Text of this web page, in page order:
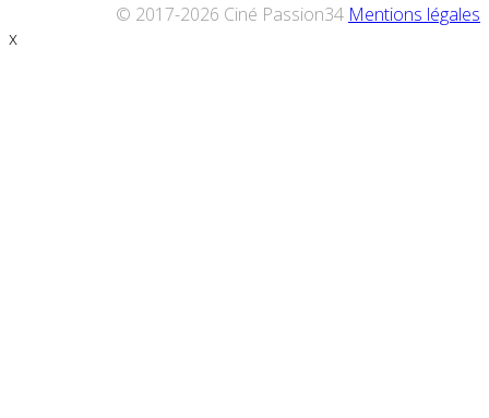
© 2017-2026 Ciné Passion34 Mentions légales
x